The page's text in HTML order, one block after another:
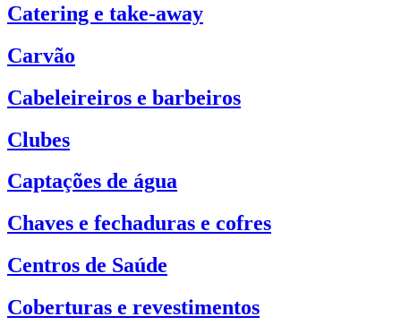
Catering e take-away
Carvão
Cabeleireiros e barbeiros
Clubes
Captações de água
Chaves e fechaduras e cofres
Centros de Saúde
Coberturas e revestimentos